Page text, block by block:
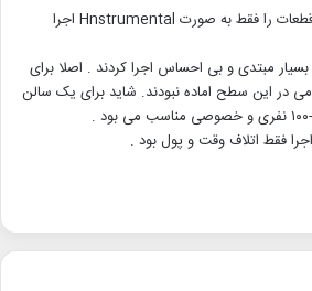
خواجه‌امیری پیگیری شد
نولان و آی‌مکس را شکست
نوستالژی
کاش این قطعات را فقط به صورت Hnstrumental اجرا
بسیار مبتدی و بی احساس اجرا کردند . اصلا برای
در این سطح اماده نبودند. شاید برای یک سالن
فقط اتلاف وقت و پول بود .